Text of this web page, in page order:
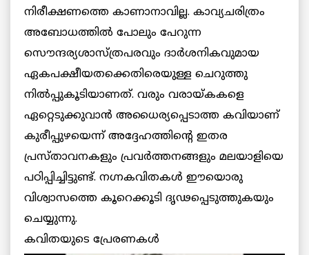
നിരീക്ഷണത്തെ കാണാനാവില്ല. കാവ്യചരിത്രം
അബോധത്തില്‍ പോലും പേറുന്ന
സൌന്ദര്യശാസ്ത്രപരവും ദാര്‍ശനികവുമായ
ഏകപക്ഷീയതക്കെതിരെയുള്ള ചെറുത്തു
നില്‍പ്പുകൂടിയാണത്. വരും വരായ്കകളെ
ഏറ്റെടുക്കുവാന്‍ അധൈര്യപ്പെടാത്ത കവിയാണ്
കുരീപ്പുഴയെന്ന് അദ്ദേഹത്തിന്റെ ഇതര
പ്രസ്താവനകളും പ്രവര്‍ത്തനങ്ങളും മലയാളിയെ
പഠിപ്പിച്ചിട്ടുണ്ട്. നഗ്നകവിതകള്‍ ഈയൊരു
വിശ്വാസത്തെ കൂറെക്കൂടി ദൃഢപ്പെടുത്തുകയും
ചെയ്യുന്നു.
കവിതയുടെ പ്രേരണകള്‍